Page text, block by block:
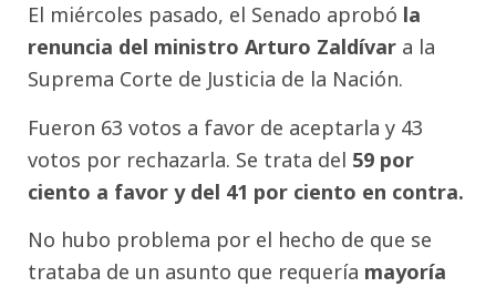
El miércoles pasado, el Senado aprobó la
renuncia del ministro Arturo Zaldívar a la
Suprema Corte de Justicia de la Nación.
Fueron 63 votos a favor de aceptarla y 43
votos por rechazarla. Se trata del 59 por
ciento a favor y del 41 por ciento en contra.
No hubo problema por el hecho de que se
trataba de un asunto que requería mayoría